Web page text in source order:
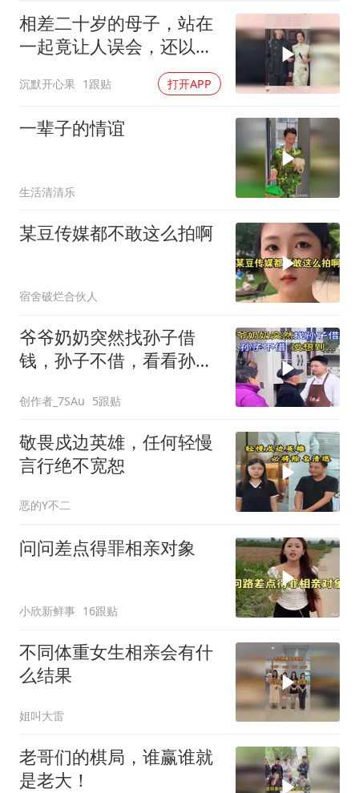
相差二十岁的母子，站在
一起竟让人误会，还以为
沉默开心果 1跟贴 打开APP
一辈子的情谊
生活清清乐
某豆传媒都不敢这么拍啊
宿舍破烂合伙人
爷爷奶奶突然找孙子借
钱，孙子不借，看看孙子
创作者_7SAu 5跟贴
敬畏戍边英雄，任何轻慢
言行绝不宽恕
恶的Y不二
问问差点得罪相亲对象
小欣新鲜事 16跟贴
不同体重女生相亲会有什
么结果
姐叫大雷
老哥们的棋局，谁赢谁就
是老大！